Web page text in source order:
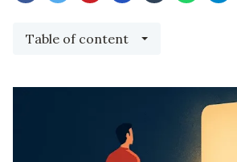
Table of content